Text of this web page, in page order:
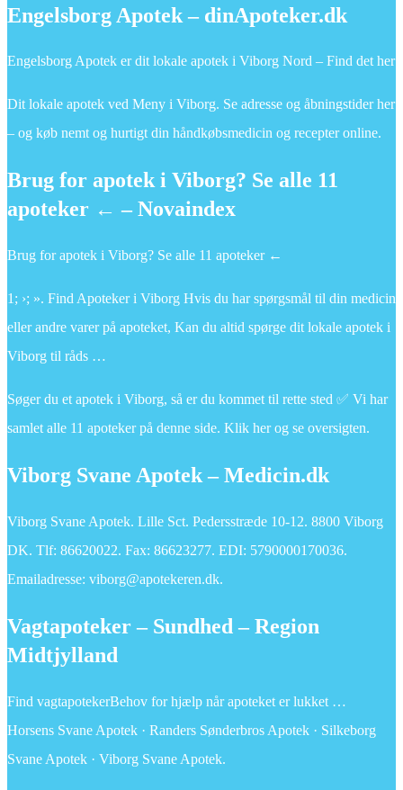
Engelsborg Apotek – dinApoteker.dk
Engelsborg Apotek er dit lokale apotek i Viborg Nord – Find det her
Dit lokale apotek ved Meny i Viborg. Se adresse og åbningstider her
– og køb nemt og hurtigt din håndkøbsmedicin og recepter online.
Brug for apotek i Viborg? Se alle 11
apoteker ← – Novaindex
Brug for apotek i Viborg? Se alle 11 apoteker ←
1; ›; ». Find Apoteker i Viborg Hvis du har spørgsmål til din medicin
eller andre varer på apoteket, Kan du altid spørge dit lokale apotek i
Viborg til råds …
Søger du et apotek i Viborg, så er du kommet til rette sted ✅ Vi har
samlet alle 11 apoteker på denne side. Klik her og se oversigten.
Viborg Svane Apotek – Medicin.dk
Viborg Svane Apotek. Lille Sct. Pedersstræde 10-12. 8800 Viborg
DK. Tlf: 86620022. Fax: 86623277. EDI: 5790000170036.
Emailadresse: viborg@apotekeren.dk.
Vagtapoteker – Sundhed – Region
Midtjylland
Find vagtapotekerBehov for hjælp når apoteket er lukket …
Horsens Svane Apotek · Randers Sønderbros Apotek · Silkeborg
Svane Apotek · Viborg Svane Apotek.